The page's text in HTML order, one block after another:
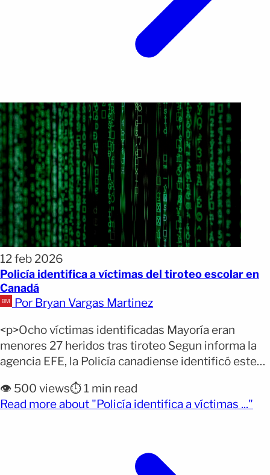
12 feb 2026
Policía identifica a víctimas del tiroteo escolar en
Canadá
Por Bryan Vargas Martinez
<p>Ocho víctimas identificadas Mayoría eran
menores 27 heridos tras tiroteo Segun informa la
agencia EFE, la Policía canadiense identificó este
ocurrido el martes en la localidad de Tumbler Ridge,
en un ataque que conmocionó a esta pequeña
👁️ 500 views⏱️ 1 min read
Read more about "Policía identifica a víctimas ..."